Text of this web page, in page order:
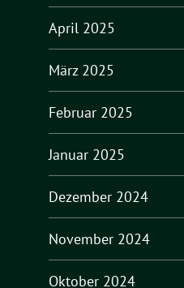
April 2025
März 2025
Februar 2025
Januar 2025
Dezember 2024
November 2024
Oktober 2024